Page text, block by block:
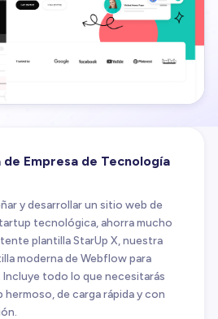
Empresa de Tecnología
y desarrollar un sitio web de
tecnológica, ahorra mucho
plantilla StarUp X, nuestra
moderna de Webflow para
todo lo que necesitarás
hermoso, de carga rápida y con